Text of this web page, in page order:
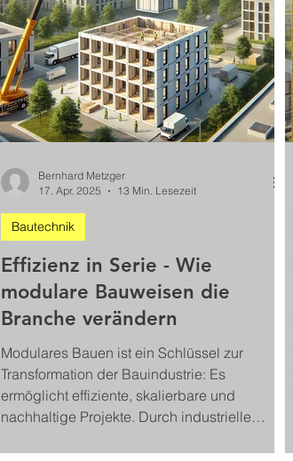
Effizienz in Serie - Wie
modulare Bauweisen die
Branche verändern
Modulares Bauen ist ein Schlüssel zur
Transformation der Bauindustrie: Es
ermöglicht effiziente, skalierbare und
nachhaltige Projekte. Durch industrielle
Bautechnik
Bernhard Metzger
17. Apr. 2025
13 Min. Lesezeit